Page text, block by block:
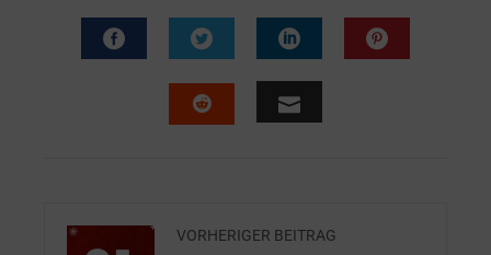
VORHERIGER BEITRAG